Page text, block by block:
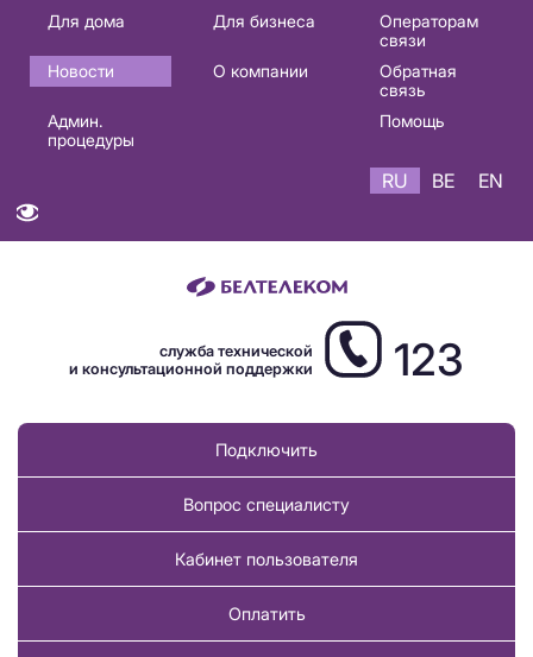
Основная
навигация
RU
Для дома Для бизнеса
Операторам
связи
Новости
О компании
Обратная
связь
Админ.
процедуры
Помощь
RU BE EN
служба технической
и консультационной поддержки
123
Подключить
Вопрос специалисту
Кабинет пользователя
Оплатить